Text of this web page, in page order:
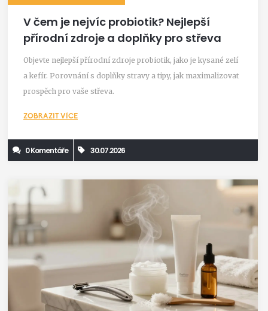
V čem je nejvíc probiotik? Nejlepší
přírodní zdroje a doplňky pro střeva
Objevte nejlepší přírodní zdroje probiotik, jako je kysané zelí
a kefír. Porovnání s doplňky stravy a tipy, jak maximalizovat
prospěch pro vaše střeva.
ZOBRAZIT VÍCE
0 Komentáře 30.07.2026